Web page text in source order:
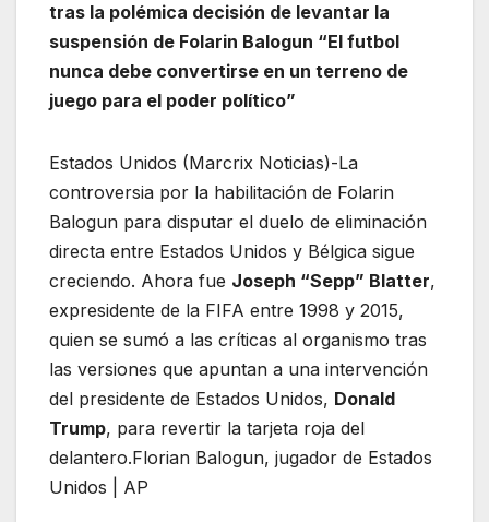
tras la polémica decisión de levantar la
suspensión de Folarin Balogun “El futbol
nunca debe convertirse en un terreno de
juego para el poder político”
Estados Unidos (Marcrix Noticias)-La
controversia por la habilitación de Folarin
Balogun para disputar el duelo de eliminación
directa entre Estados Unidos y Bélgica sigue
creciendo. Ahora fue Joseph “Sepp” Blatter,
expresidente de la FIFA entre 1998 y 2015,
quien se sumó a las críticas al organismo tras
las versiones que apuntan a una intervención
del presidente de Estados Unidos, Donald
Trump, para revertir la tarjeta roja del
delantero.Florian Balogun, jugador de Estados
Unidos | AP